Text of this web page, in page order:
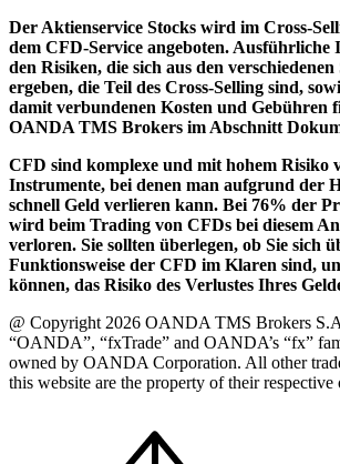
Der Aktienservice Stocks wird im Cross-
dem CFD-Service angeboten. Ausführliche
den Risiken, die sich aus den verschiedenen
ergeben, die Teil des Cross-Selling sind,
damit verbundenen Kosten und Gebühren
OANDA TMS Brokers im Abschnitt
CFD sind komplexe und mit hohem Risiko
Instrumente, bei denen man aufgrund der
schnell Geld verlieren kann. Bei 76% der
wird beim Trading von CFDs bei diesem
verloren. Sie sollten überlegen, ob Sie sich
Funktionsweise der CFD im Klaren sind,
können, das Risiko des Verlustes Ihres
@ Copyright 2026 OANDA TMS Brokers
“OANDA”, “fxTrade” and OANDA’s “fx”
owned by OANDA Corporation. All other
this website are the property of their respective